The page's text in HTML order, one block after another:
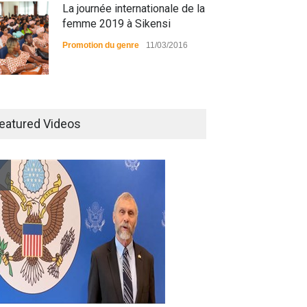
La journée internationale de la
femme 2019 à Sikensi
Promotion du genre 11/03/2016
Radio partenaire
prise en charge des
personnes vivantes avec le
VIH
Santé 25/03/2019
Videos